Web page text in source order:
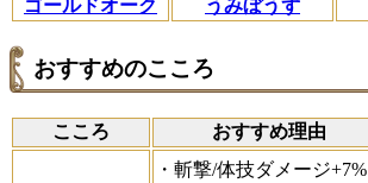
ゴールドオーク うみぼうず
おすすめのこころ
こころ おすすめ理由
・斬撃/体技ダメージ+7%